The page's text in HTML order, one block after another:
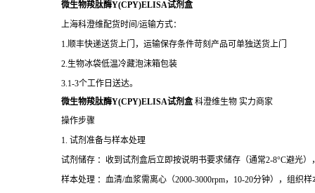
微生物羧肽酶Y(CPY)ELISA试剂盒
上海科澄维配货时间/运输方式：
1.顺丰快递送货上门，运输保存条件苛刻产品可单独送货上门
2.生物冰袋低温冷藏泡沫箱包装
3.1-3个工作日送达。
微生物羧肽酶Y(CPY)ELISA试剂盒 科澄维生物 实力商家
操作步骤
1. 试剂准备与样本处理
试剂储存 ：收到试剂盒后立即按说明书要求储存（通常2-8°C避光
样本处理 ：血清/血浆需离心（2000-3000rpm，10-20分钟），组织